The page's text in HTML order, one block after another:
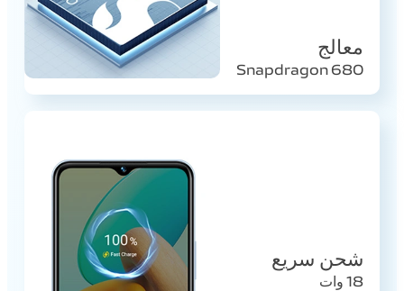
معالج
Snapdragon 680
شحن سريع
18 وات